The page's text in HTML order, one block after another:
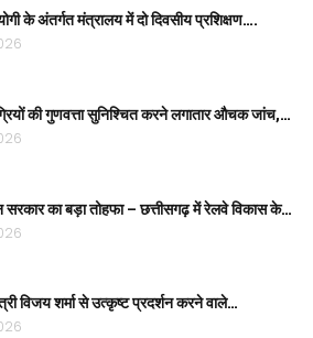
के अंतर्गत मंत्रालय में दो दिवसीय प्रशिक्षण….
की गुणवत्ता सुनिश्चित करने लगातार औचक जांच,…
का बड़ा तोहफा – छत्तीसगढ़ में रेलवे विकास के…
विजय शर्मा से उत्कृष्ट प्रदर्शन करने वाले…